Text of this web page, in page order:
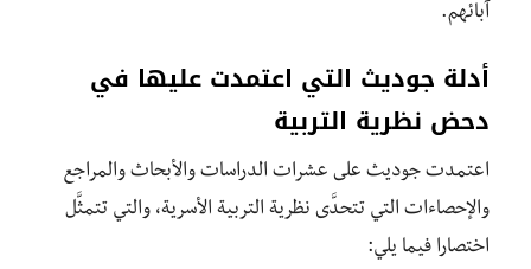
آبائهم.
أدلة جوديث التي اعتمدت عليها في
دحض نظرية التربية
اعتمدت جوديث على عشرات الدراسات والأبحاث والمراجع
والإحصاءات التي تتحدَّى نظرية التربية الأسرية، والتي تتمثَّل
اختصارا فيما يلي: